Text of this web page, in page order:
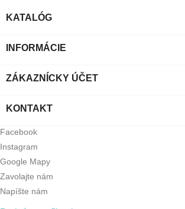
KATALÓG
INFORMÁCIE
ZÁKAZNÍCKY ÚČET
KONTAKT
Facebook
Instagram
Google Mapy
Zavolajte nám
Napíšte nám